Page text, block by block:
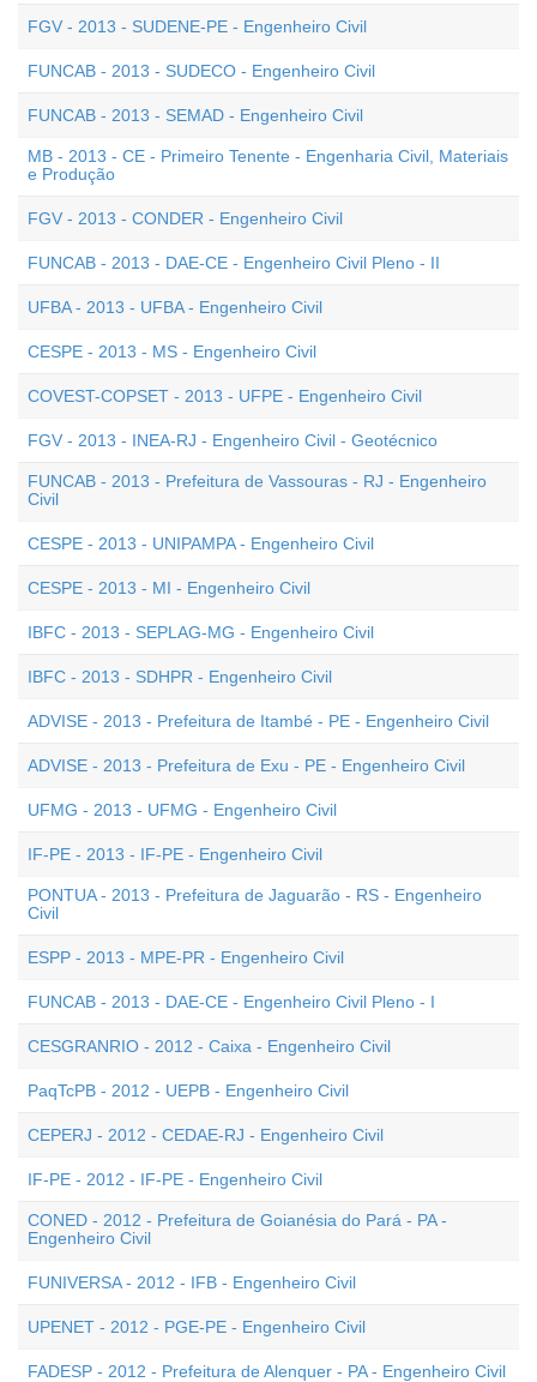
FGV - 2013 - SUDENE-PE - Engenheiro Civil
FUNCAB - 2013 - SUDECO - Engenheiro Civil
FUNCAB - 2013 - SEMAD - Engenheiro Civil
MB - 2013 - CE - Primeiro Tenente - Engenharia Civil, Materiais
e Produção
FGV - 2013 - CONDER - Engenheiro Civil
FUNCAB - 2013 - DAE-CE - Engenheiro Civil Pleno - II
UFBA - 2013 - UFBA - Engenheiro Civil
CESPE - 2013 - MS - Engenheiro Civil
COVEST-COPSET - 2013 - UFPE - Engenheiro Civil
FGV - 2013 - INEA-RJ - Engenheiro Civil - Geotécnico
FUNCAB - 2013 - Prefeitura de Vassouras - RJ - Engenheiro
Civil
CESPE - 2013 - UNIPAMPA - Engenheiro Civil
CESPE - 2013 - MI - Engenheiro Civil
IBFC - 2013 - SEPLAG-MG - Engenheiro Civil
IBFC - 2013 - SDHPR - Engenheiro Civil
ADVISE - 2013 - Prefeitura de Itambé - PE - Engenheiro Civil
ADVISE - 2013 - Prefeitura de Exu - PE - Engenheiro Civil
UFMG - 2013 - UFMG - Engenheiro Civil
IF-PE - 2013 - IF-PE - Engenheiro Civil
PONTUA - 2013 - Prefeitura de Jaguarão - RS - Engenheiro
Civil
ESPP - 2013 - MPE-PR - Engenheiro Civil
FUNCAB - 2013 - DAE-CE - Engenheiro Civil Pleno - I
CESGRANRIO - 2012 - Caixa - Engenheiro Civil
PaqTcPB - 2012 - UEPB - Engenheiro Civil
CEPERJ - 2012 - CEDAE-RJ - Engenheiro Civil
IF-PE - 2012 - IF-PE - Engenheiro Civil
CONED - 2012 - Prefeitura de Goianésia do Pará - PA -
Engenheiro Civil
FUNIVERSA - 2012 - IFB - Engenheiro Civil
UPENET - 2012 - PGE-PE - Engenheiro Civil
FADESP - 2012 - Prefeitura de Alenquer - PA - Engenheiro Civil